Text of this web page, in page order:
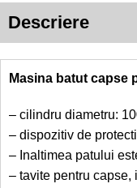
Descriere
Masina batut capse
– cilindru diametru:
– dispozitiv de
– Inaltimea patului
– tavite pentru capse,